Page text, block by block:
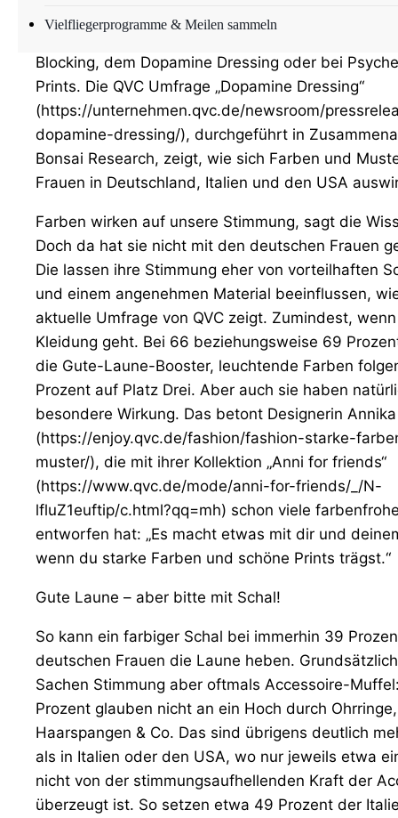
Vielfliegerprogramme & Meilen sammeln
Modetrends der vergangenen Jahre – sei es beim
Blocking, dem Dopamine Dressing oder bei
Prints. Die QVC Umfrage „Dopamine Dressing“
(https://unternehmen.qvc.de/newsroom/
dopamine-dressing/), durchgeführt in
Bonsai Research, zeigt, wie sich Farben und
Frauen in Deutschland, Italien und den USA
Farben wirken auf unsere Stimmung, sagt die
Doch da hat sie nicht mit den deutschen Frauen
Die lassen ihre Stimmung eher von vorteilhaften
und einem angenehmen Material beeinflussen,
aktuelle Umfrage von QVC zeigt. Zumindest,
Kleidung geht. Bei 66 beziehungsweise 69
die Gute-Laune-Booster, leuchtende Farben
Prozent auf Platz Drei. Aber auch sie haben
besondere Wirkung. Das betont Designerin
(https://enjoy.qvc.de/fashion/fashion-starke-
muster/), die mit ihrer Kollektion „Anni for friends“
(https://www.qvc.de/mode/anni-for-friends/_/N-
lfluZ1euftip/c.html?qq=mh) schon viele
entworfen hat: „Es macht etwas mit dir und
wenn du starke Farben und schöne Prints trägst.“
Gute Laune – aber bitte mit Schal!
So kann ein farbiger Schal bei immerhin 39
deutschen Frauen die Laune heben.
Sachen Stimmung aber oftmals Accessoire-
Prozent glauben nicht an ein Hoch durch Ohrringe,
Haarspangen & Co. Das sind übrigens deutlich
als in Italien oder den USA, wo nur jeweils etwa
nicht von der stimmungsaufhellenden Kraft der
überzeugt ist. So setzen etwa 49 Prozent der